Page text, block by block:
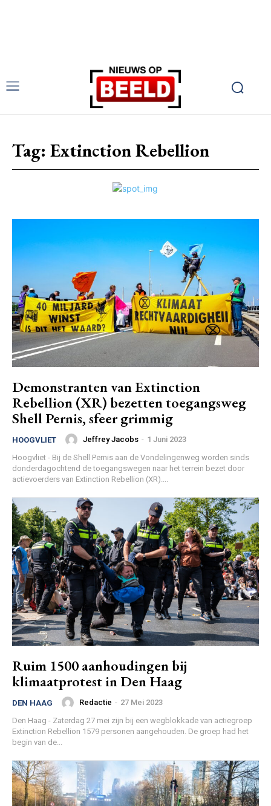
Tag: Extinction Rebellion
Demonstranten van Extinction
Rebellion (XR) bezetten toegangsweg
Shell Pernis, sfeer grimmig
HOOGVLIET Jeffrey Jacobs - 1 Juni 2023
Hoogvliet - Bij de Shell Pernis aan de Vondelingenweg worden sinds
donderdagochtend de toegangswegen naar het terrein bezet door
actievoerders van Extinction Rebellion (XR)....
Ruim 1500 aanhoudingen bij
klimaatprotest in Den Haag
DEN HAAG Redactie - 27 Mei 2023
Den Haag - Zaterdag 27 mei zijn bij een wegblokkade van actiegroep
Extinction Rebellion 1579 personen aangehouden. De groep had het
begin van de...